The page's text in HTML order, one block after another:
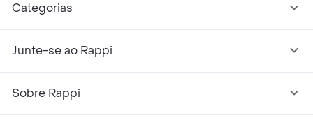
Categorias
Junte-se ao Rappi
Sobre Rappi